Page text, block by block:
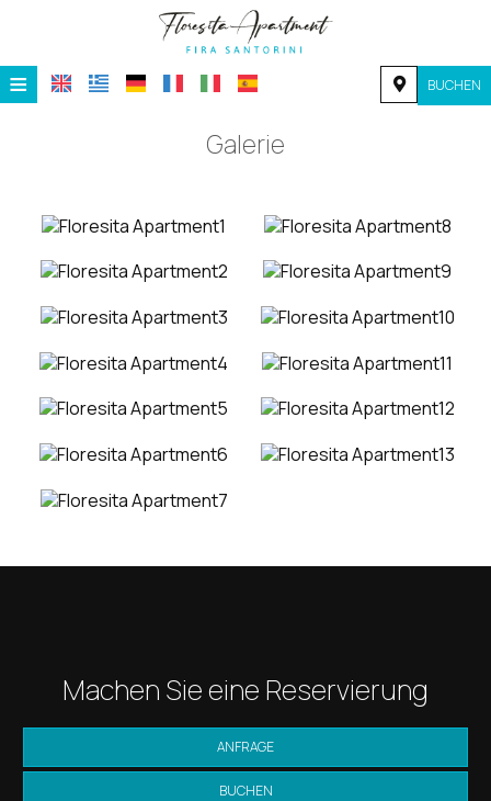
≡ BUCHEN
UNTERKUNFT
EINRICHTUNGEN
GALERIE
Galerie
Machen Sie eine Reservierung
ANFRAGE
BUCHEN